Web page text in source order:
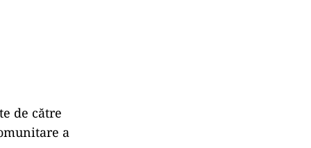
de către
a